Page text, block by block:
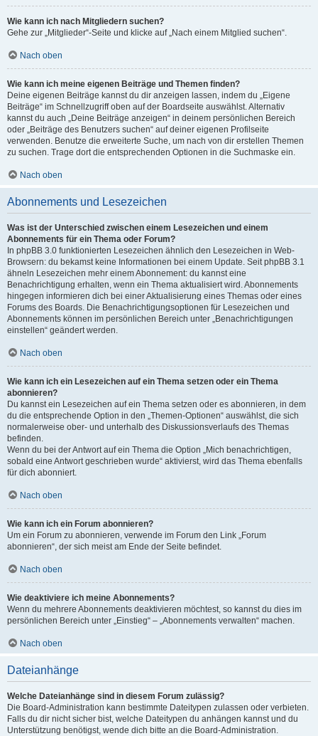
Wie kann ich nach Mitgliedern suchen?
Gehe zur „Mitglieder“-Seite und klicke auf „Nach einem Mitglied suchen“.
Nach oben
Wie kann ich meine eigenen Beiträge und Themen finden?
Deine eigenen Beiträge kannst du dir anzeigen lassen, indem du „Eigene
Beiträge“ im Schnellzugriff oben auf der Boardseite auswählst. Alternativ
kannst du auch „Deine Beiträge anzeigen“ in deinem persönlichen Bereich
oder „Beiträge des Benutzers suchen“ auf deiner eigenen Profilseite
verwenden. Benutze die erweiterte Suche, um nach von dir erstellen Themen
zu suchen. Trage dort die entsprechenden Optionen in die Suchmaske ein.
Nach oben
Abonnements und Lesezeichen
Was ist der Unterschied zwischen einem Lesezeichen und einem
Abonnements für ein Thema oder Forum?
In phpBB 3.0 funktionierten Lesezeichen ähnlich den Lesezeichen in Web-
Browsern: du bekamst keine Informationen bei einem Update. Seit phpBB 3.1
ähneln Lesezeichen mehr einem Abonnement: du kannst eine
Benachrichtigung erhalten, wenn ein Thema aktualisiert wird. Abonnements
hingegen informieren dich bei einer Aktualisierung eines Themas oder eines
Forums des Boards. Die Benachrichtigungsoptionen für Lesezeichen und
Abonnements können im persönlichen Bereich unter „Benachrichtigungen
einstellen“ geändert werden.
Nach oben
Wie kann ich ein Lesezeichen auf ein Thema setzen oder ein Thema
abonnieren?
Du kannst ein Lesezeichen auf ein Thema setzen oder es abonnieren, in dem
du die entsprechende Option in den „Themen-Optionen“ auswählst, die sich
normalerweise ober- und unterhalb des Diskussionsverlaufs des Themas
befinden.
Wenn du bei der Antwort auf ein Thema die Option „Mich benachrichtigen,
sobald eine Antwort geschrieben wurde“ aktivierst, wird das Thema ebenfalls
für dich abonniert.
Nach oben
Wie kann ich ein Forum abonnieren?
Um ein Forum zu abonnieren, verwende im Forum den Link „Forum
abonnieren“, der sich meist am Ende der Seite befindet.
Nach oben
Wie deaktiviere ich meine Abonnements?
Wenn du mehrere Abonnements deaktivieren möchtest, so kannst du dies im
persönlichen Bereich unter „Einstieg“ – „Abonnements verwalten“ machen.
Nach oben
Dateianhänge
Welche Dateianhänge sind in diesem Forum zulässig?
Die Board-Administration kann bestimmte Dateitypen zulassen oder verbieten.
Falls du dir nicht sicher bist, welche Dateitypen du anhängen kannst und du
Unterstützung benötigst, wende dich bitte an die Board-Administration.